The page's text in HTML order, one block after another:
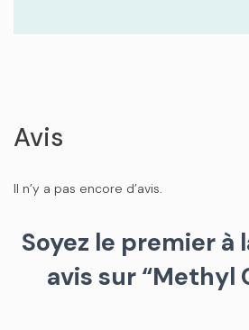
Avis
Il n’y a pas encore d’avis.
Soyez le premier à
avis sur “Methyl